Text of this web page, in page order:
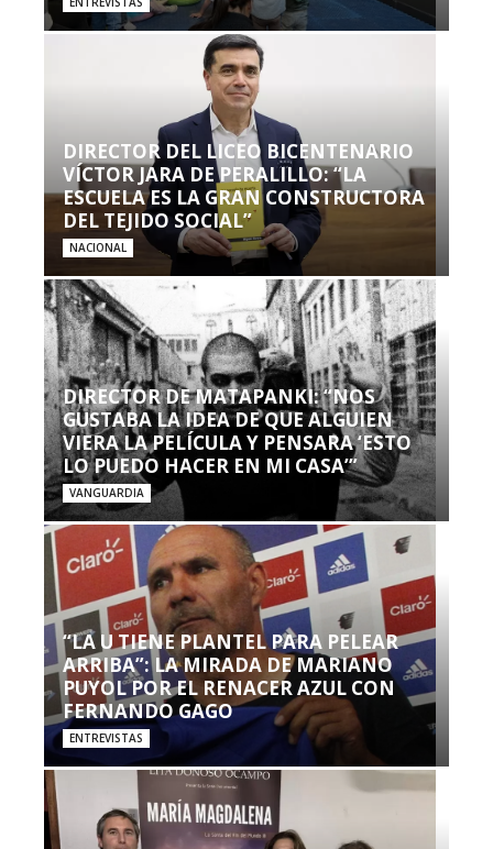
DIRECTOR DEL LICEO BICENTENARIO
VÍCTOR JARA DE PERALILLO: “LA
ESCUELA ES LA GRAN CONSTRUCTORA
DEL TEJIDO SOCIAL”
NACIONAL
DIRECTOR DE MATAPANKI: “NOS
GUSTABA LA IDEA DE QUE ALGUIEN
VIERA LA PELÍCULA Y PENSARA ‘ESTO
LO PUEDO HACER EN MI CASA’”
VANGUARDIA
“LA U TIENE PLANTEL PARA PELEAR
ARRIBA”: LA MIRADA DE MARIANO
PUYOL POR EL RENACER AZUL CON
FERNANDO GAGO
ENTREVISTAS